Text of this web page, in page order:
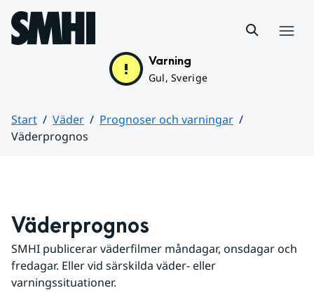
Hoppa till sidans innehåll
Varning
Gul, Sverige
Start Väder
Prognoser och varningar
Väderprognos
Väderprognos
SMHI publicerar väderfilmer måndagar, onsdagar och
fredagar. Eller vid särskilda väder- eller
varningssituationer.